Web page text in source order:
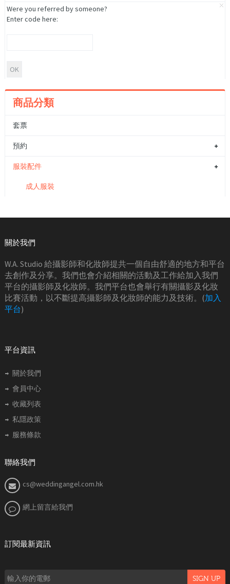
Were you referred by someone?
Enter code here:
商品分類
套票
預約
服裝配件
成人服裝
關於我們
W.A. Studio 給攝影師和化妝師提共一個自由舒適的地方和平台
去創作及分享。我們也會介紹相關的活動及工作給加入我們
平台的攝影師及化妝師。我們平台也會舉行有關攝影及化妝
比賽活動，以不斷提高攝影師及化妝師的能力及技術。(加入
平台)
平台資訊
關於我們
會員中心
收藏列表
私隱政策
服務條款
聯絡我們
cs@weddingangel.com.hk
網上留言給我們
訂閱最新資訊